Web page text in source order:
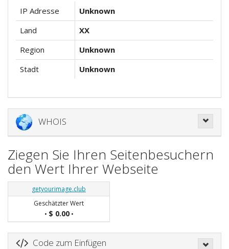
IP Adresse
Unknown
Land
XX
Region
Unknown
Stadt
Unknown
WHOIS
Ziegen Sie Ihren Seitenbesuchern
den Wert Ihrer Webseite
getyourimage.club
Geschätzter Wert
• $ 0.00•
Code zum Einfügen